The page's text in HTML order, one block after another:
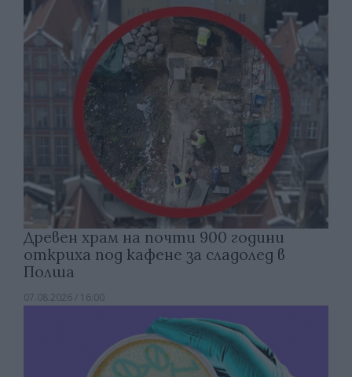
Древен храм на почти 900 години
откриха под кафене за сладолед в
Полша
07.08.2026 / 16:00